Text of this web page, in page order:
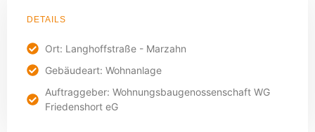
DETAILS
Ort: Langhoffstraße - Marzahn
Gebäudeart: Wohnanlage
Auftraggeber: Wohnungsbaugenossenschaft WG
Friedenshort eG